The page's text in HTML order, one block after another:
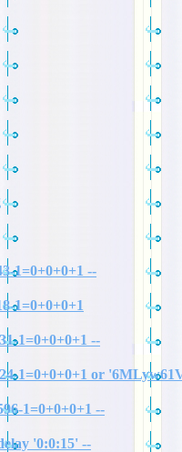
1=0+0+0+1 --
1=0+0+0+1
1=0+0+0+1 --
1=0+0+0+1 or
1=0+0+0+1 --
'0:0:15' --